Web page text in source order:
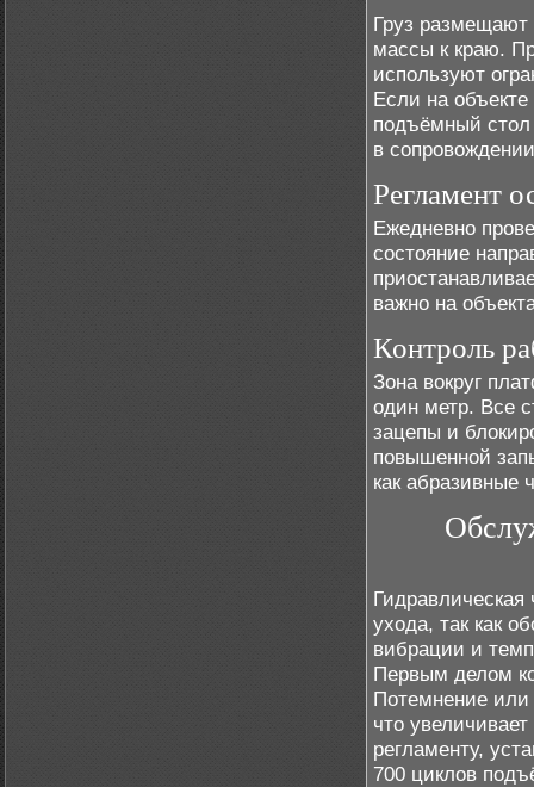
Груз
массы к краю.
используют
Если на
подъёмный стол
в
Регламент
Ежедневно
состояние
важно на
Контроль
Зона вокруг
один метр. Все
зацепы и
повышенной
как абразивные
ухода, так как
вибрации и
Первым делом
Потемнение или
что
регламенту,
700 циклов